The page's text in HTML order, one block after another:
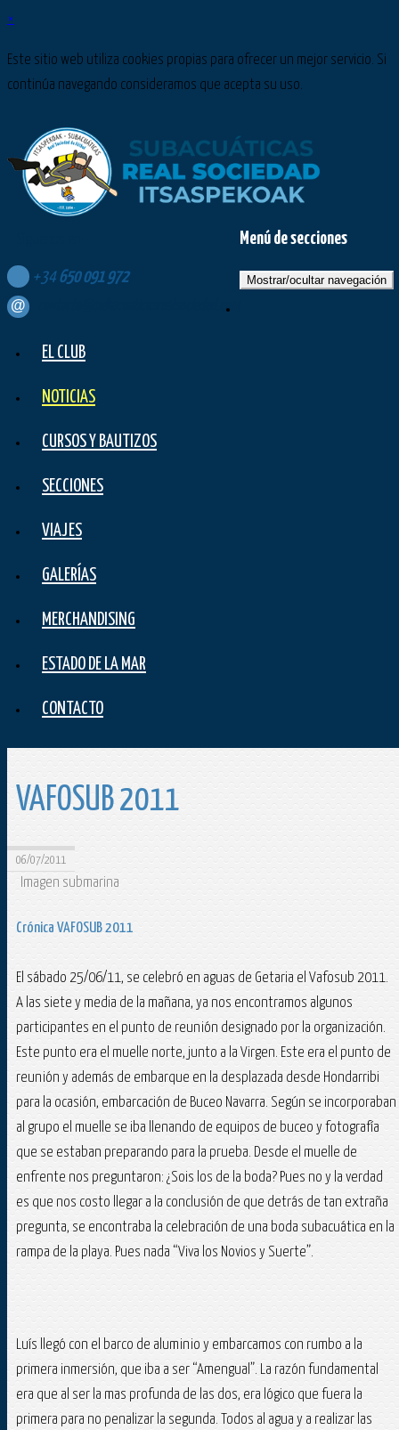
×
Este sitio web utiliza cookies propias para ofrecer un mejor servicio. Si
continúa navegando consideramos que acepta su uso.
+34 650 091 972
contacto@subacuaticasrealsociedad.com
Menú de secciones
Mostrar/ocultar navegación
EL CLUB
NOTICIAS
CURSOS Y BAUTIZOS
SECCIONES
VIAJES
GALERÍAS
MERCHANDISING
ESTADO DE LA MAR
CONTACTO
VAFOSUB 2011
06/07/2011
Imagen submarina
Crónica VAFOSUB 2011
El sábado 25/06/11, se celebró en aguas de Getaria el Vafosub 2011.
A las siete y media de la mañana, ya nos encontramos algunos
participantes en el punto de reunión designado por la organización.
Este punto era el muelle norte, junto a la Virgen. Este era el punto de
reunión y además de embarque en la desplazada desde Hondarribi
para la ocasión, embarcación de Buceo Navarra. Según se incorporaban
al grupo el muelle se iba llenando de equipos de buceo y fotografía
que se estaban preparando para la prueba. Desde el muelle de
enfrente nos preguntaron: ¿Sois los de la boda? Pues no y la verdad
es que nos costo llegar a la conclusión de que detrás de tan extraña
pregunta, se encontraba la celebración de una boda subacuática en la
rampa de la playa. Pues nada “Viva los Novios y Suerte”.
Luís llegó con el barco de aluminio y embarcamos con rumbo a la
primera inmersión, que iba a ser “Amengual”. La razón fundamental
era que al ser la mas profunda de las dos, era lógico que fuera la
primera para no penalizar la segunda. Todos al agua y a realizar las